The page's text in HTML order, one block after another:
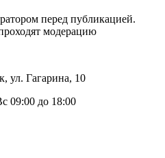
перед публикацией.
модерацию
ул. Гагарина, 10
09:00 до 18:00